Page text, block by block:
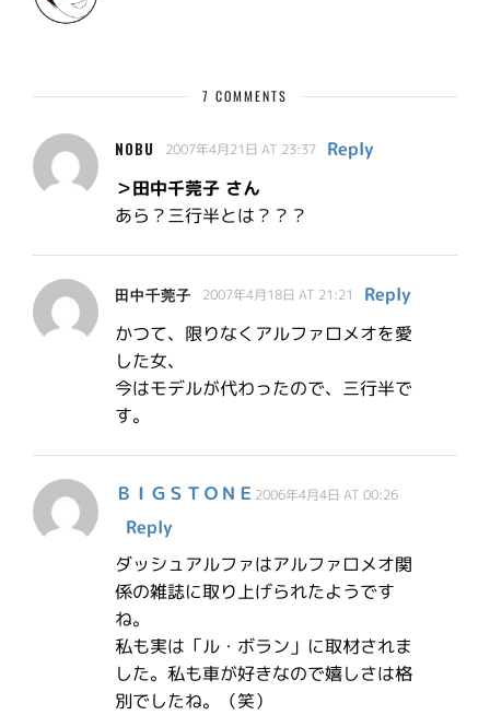
7 COMMENTS
NOBU 2007年4月21日 AT 23:37
Reply
＞田中千莞子 さん
あら？三行半とは？？？
田中千莞子 2007年4月18日 AT 21:21
Reply
かつて、限りなくアルファロメオを愛
した女、
今はモデルが代わったので、三行半で
す。
ＢＩＧＳＴＯＮＥ 2006年4月4日 AT 00:26
Reply
ダッシュアルファはアルファロメオ関
係の雑誌に取り上げられたようです
ね。
私も実は「ル・ボラン」に取材されま
した。私も車が好きなので嬉しさは格
別でしたね。（笑）